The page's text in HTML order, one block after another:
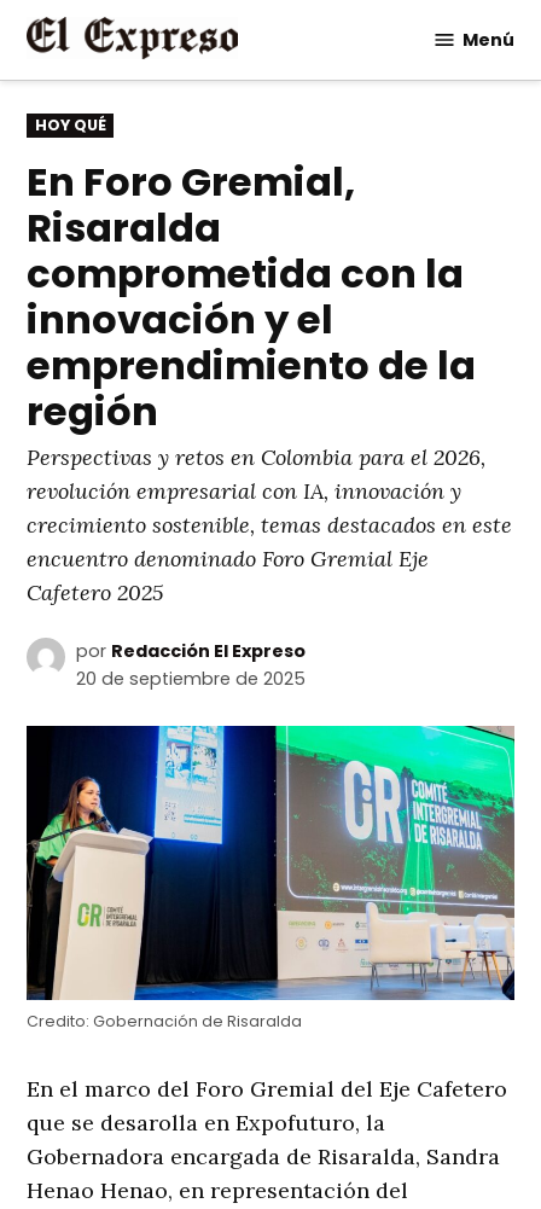
Saltar
contenido
Menú
PUBLICADO
EN
HOY QUÉ
En Foro Gremial,
Risaralda
comprometida con la
innovación y el
emprendimiento de la
región
Perspectivas y retos en Colombia para el 2026,
revolución empresarial con IA, innovación y
crecimiento sostenible, temas destacados en este
encuentro denominado Foro Gremial Eje
Cafetero 2025
por Redacción El Expreso
20 de septiembre de 2025
Credito: Gobernación de Risaralda
En el marco del Foro Gremial del Eje Cafetero
que se desarolla en Expofuturo, la
Gobernadora encargada de Risaralda, Sandra
Henao Henao, en representación del